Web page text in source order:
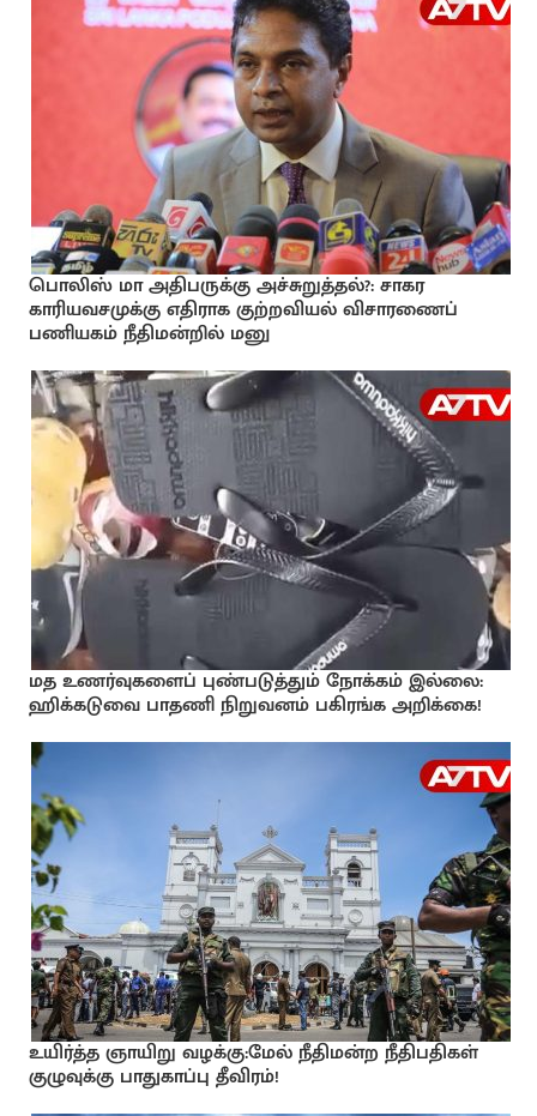
பொலிஸ் மா அதிபருக்கு அச்சுறுத்தல்?: சாகர
காரியவசமுக்கு எதிராக குற்றவியல் விசாரணைப்
பணியகம் நீதிமன்றில் மனு
மத உணர்வுகளைப் புண்படுத்தும் நோக்கம் இல்லை:
ஹிக்கடுவை பாதணி நிறுவனம் பகிரங்க அறிக்கை!
உயிர்த்த ஞாயிறு வழக்கு:மேல் நீதிமன்ற நீதிபதிகள்
குழுவுக்கு பாதுகாப்பு தீவிரம்!